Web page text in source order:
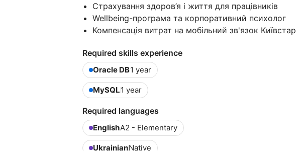
Страхування здоров’я і життя для працівників
Wellbeing-програма та корпоративний психолог
Компенсація витрат на мобільний зв'язок Київстар
Required skills experience
Oracle DB1 year
MySQL1 year
Required languages
EnglishA2 - Elementary
UkrainianNative